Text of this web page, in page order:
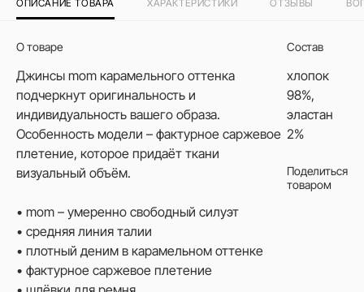
ОПИСАНИЕ ТОВАРА ХАРАКТЕРИСТИКИ ОТЗЫВЫ
О товаре
Джинсы mom карамельного оттенка
подчеркнут оригинальность и
индивидуальность вашего образа.
Особенность модели – фактурное саржевое
плетение, которое придаёт ткани
визуальный объём.
• mom – умеренно свободный силуэт
• средняя линия талии
• плотный деним в карамельном оттенке
• фактурное саржевое плетение
Состав
хлопок
98%,
эластан
2%
Поделиться
товаром